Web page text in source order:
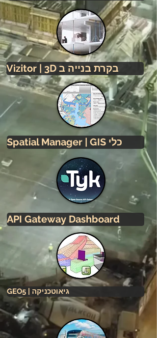
Vizitor | 3D בקרת בנייה ב
Spatial Manager | GIS כלי
API Gateway Dashboard
GEO5 | גיאוטכניקה